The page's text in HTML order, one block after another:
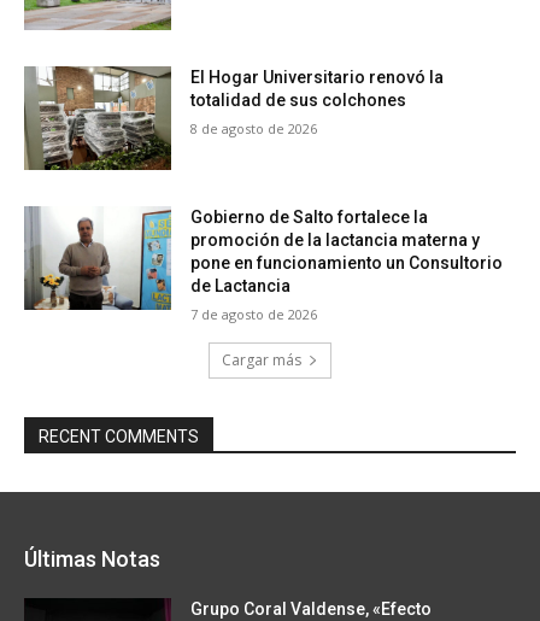
El Hogar Universitario renovó la
totalidad de sus colchones
8 de agosto de 2026
Gobierno de Salto fortalece la
promoción de la lactancia materna y
pone en funcionamiento un Consultorio
de Lactancia
7 de agosto de 2026
Cargar más
RECENT COMMENTS
Últimas Notas
Grupo Coral Valdense, «Efecto